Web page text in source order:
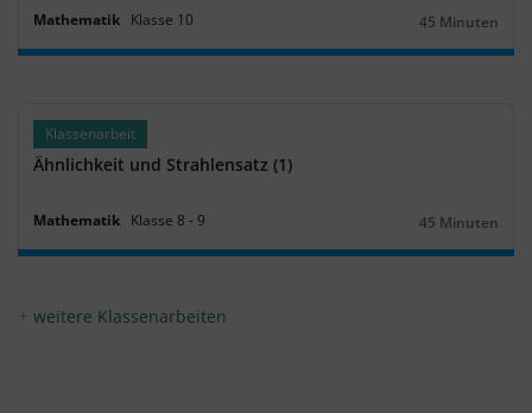
Mathematik Klasse 10
Dauer:
45 Minuten
Klassenarbeit
Ähnlichkeit und Strahlensatz (1)
Mathematik Klasse 8 ‐9
Dauer:
45 Minuten
weitere Klassenarbeiten